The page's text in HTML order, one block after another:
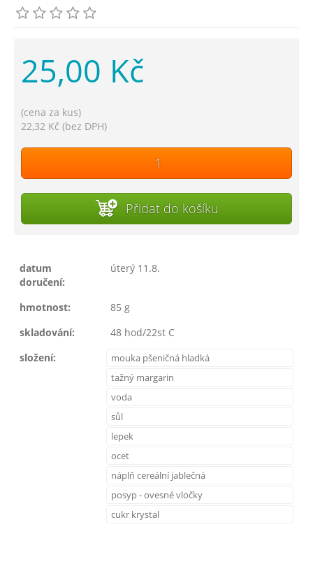
25,00 Kč
(cena za kus)
22,32 Kč (bez DPH)
Přidat do košíku
datum
doručení:
úterý 11.8.
hmotnost:
85 g
skladování:
48 hod/22st C
složení:
mouka pšeničná hladká
tažný margarin
voda
sůl
lepek
ocet
náplň cereální jablečná
posyp - ovesné vločky
cukr krystal